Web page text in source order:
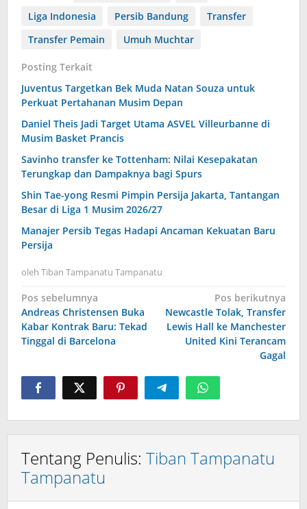
Liga Indonesia
Persib Bandung
Transfer
Transfer Pemain
Umuh Muchtar
Posting Terkait
Juventus Targetkan Bek Muda Natan Souza untuk
Perkuat Pertahanan Musim Depan
Daniel Theis Jadi Target Utama ASVEL Villeurbanne di
Musim Basket Prancis
Savinho transfer ke Tottenham: Nilai Kesepakatan
Terungkap dan Dampaknya bagi Spurs
Shin Tae-yong Resmi Pimpin Persija Jakarta, Tantangan
Besar di Liga 1 Musim 2026/27
Manajer Persib Tegas Hadapi Ancaman Kekuatan Baru
Persija
oleh Tiban Tampanatu Tampanatu
Navigasi
pos
Pos sebelumnya
Andreas Christensen Buka
Kabar Kontrak Baru: Tekad
Tinggal di Barcelona
Pos berikutnya
Newcastle Tolak, Transfer
Lewis Hall ke Manchester
United Kini Terancam
Gagal
Tentang Penulis: Tiban Tampanatu
Tampanatu